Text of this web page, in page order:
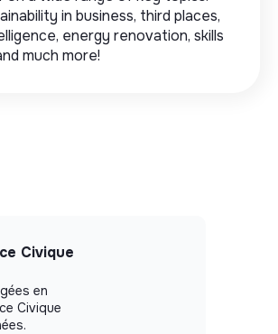
in business, third places,
energy renovation, skills
much more!
Civique
en
Civique